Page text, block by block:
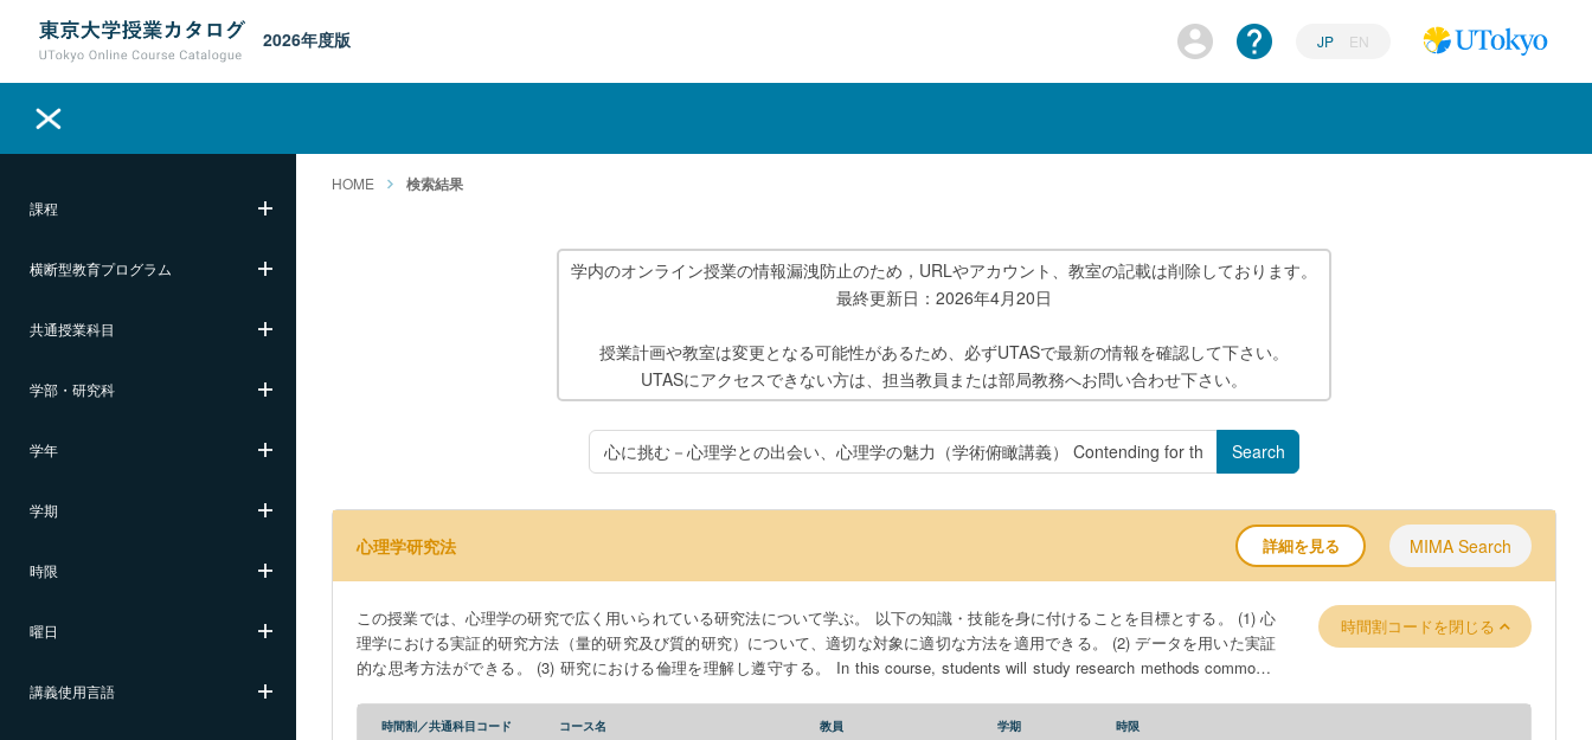
2026年度版 JP EN
課程
横断型教育プログラム
共通授業科目
学部・研究科
学年
学期
時限
曜日
講義使用言語
HOME 検索結果
学内のオンライン授業の情報漏洩防止のため，URLやアカウント、教室の記載は削除しております。
最終更新日：2026年4月20日
授業計画や教室は変更となる可能性があるため、必ずUTASで最新の情報を確認して下さい。
UTASにアクセスできない方は、担当教員または部局教務へお問い合わせ下さい。
Search
心理学研究法 詳細を見る MIMA Search
この授業では、心理学の研究で広く用いられている研究法について学ぶ。 以下の知識・技能を身に付けることを目標とする。 (1) 心
理学における実証的研究方法（量的研究及び質的研究）について、適切な対象に適切な方法を適用できる。 (2) データを用いた実証
的な思考方法ができる。 (3) 研究における倫理を理解し遵守する。 In this course, students will study research methods commonly
psychological research questions, (2) develop scientific reasoning based on data, and (3) understand and adhere to research ethics.
時間割コードを閉じる
時間割／共通科目コード コース名 教員 学期 時限